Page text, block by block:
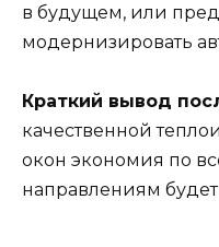
в будущем, или
модернизировать
Краткий вывод
качественной
окон экономия по
направлениям